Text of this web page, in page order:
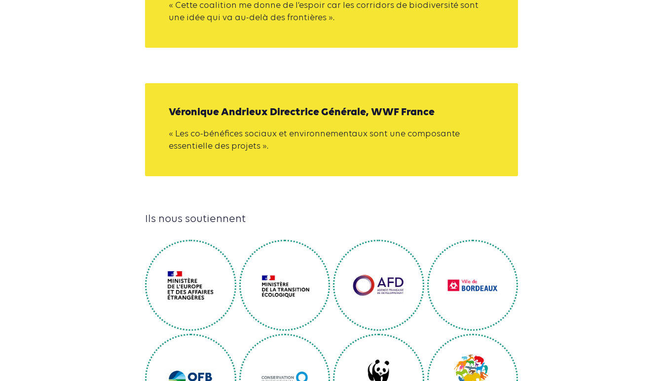
« Cette coalition me donne de l’espoir car les corridors de biodiversité sont
une idée qui va au-delà des frontières ».
Véronique Andrieux Directrice Générale, WWF France
« Les co-bénéfices sociaux et environnementaux sont une composante
essentielle des projets ».
Ils nous soutiennent